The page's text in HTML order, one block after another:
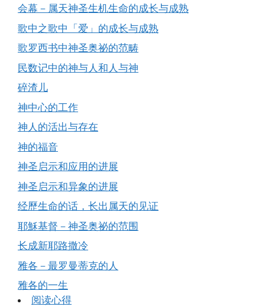
会幕－属天神圣生机生命的成长与成熟
歌中之歌中「爱」的成长与成熟
歌罗西书中神圣奥祕的范畴
民数记中的神与人和人与神
碎渣儿
神中心的工作
神人的活出与存在
神的福音
神圣启示和应用的进展
神圣启示和异象的进展
经歷生命的话，长出属天的见证
耶穌基督－神圣奥祕的范围
长成新耶路撒冷
雅各－最罗曼蒂克的人
雅各的一生
阅读心得